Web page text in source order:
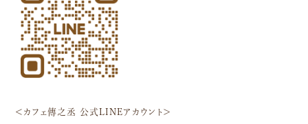
＜カフェ傳之丞 公式LINEアカウント＞